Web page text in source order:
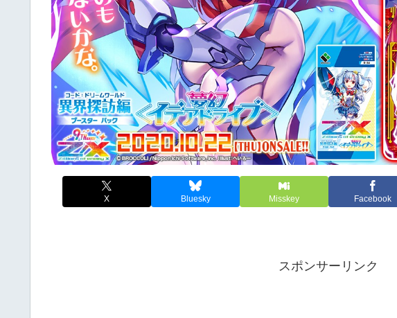
X Bluesky Misskey Facebook
スポンサーリンク